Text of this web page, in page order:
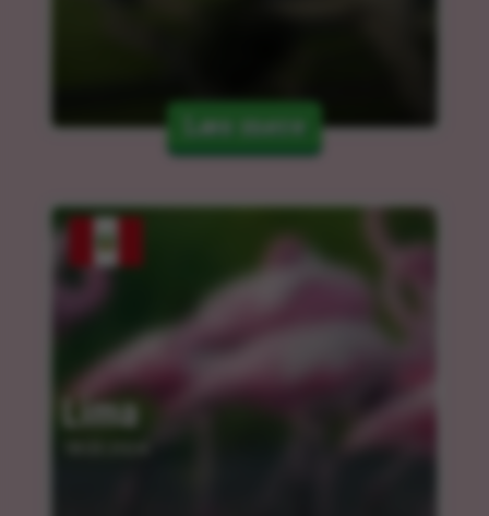
Læs mere
Lima